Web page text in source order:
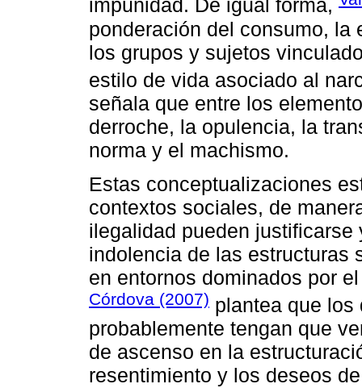
impunidad. De igual forma,
ponderación del consumo, la
los grupos y sujetos
estilo de vida asociado al
señala que entre los
derroche, la opulencia, la
norma y el machismo.
Estas conceptualizaciones
contextos sociales, de
ilegalidad pueden
indolencia de las estructuras
en entornos dominados por
Córdova (2007) plantea que los
probablemente tengan que
de ascenso en la
resentimiento y los deseos